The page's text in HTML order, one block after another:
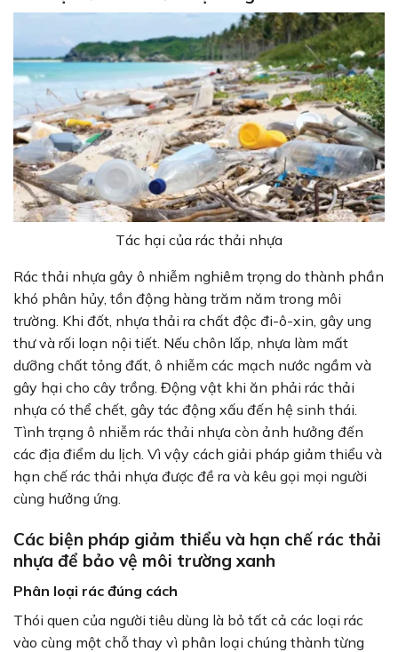
Tác hại của rác thải nhựa
Rác thải nhựa gây ô nhiễm nghiêm trọng do thành phần
khó phân hủy, tồn động hàng trăm năm trong môi
trường. Khi đốt, nhựa thải ra chất độc đi-ô-xin, gây ung
thư và rối loạn nội tiết. Nếu chôn lấp, nhựa làm mất
dưỡng chất tỏng đất, ô nhiễm các mạch nước ngầm và
gây hại cho cây trồng. Động vật khi ăn phải rác thải
nhựa có thể chết, gây tác động xấu đến hệ sinh thái.
Tình trạng ô nhiễm rác thải nhựa còn ảnh hưởng đến
các địa điểm du lịch. Vì vậy cách giải pháp giảm thiểu và
hạn chế rác thải nhựa được đề ra và kêu gọi mọi người
cùng hưởng ứng.
Các biện pháp giảm thiểu và hạn chế rác thải
nhựa để bảo vệ môi trường xanh
Phân loại rác đúng cách
Thói quen của người tiêu dùng là bỏ tất cả các loại rác
vào cùng một chỗ thay vì phân loại chúng thành từng